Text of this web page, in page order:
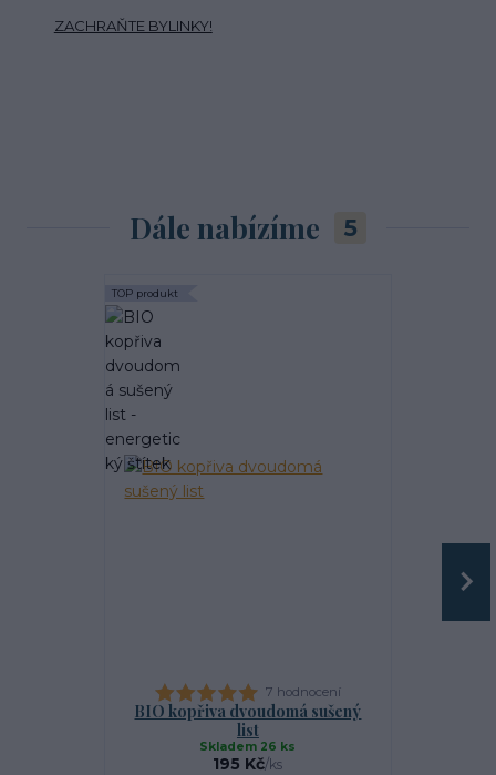
ZACHRAŇTE BYLINKY!
Dále nabízíme 5
TOP produkt
7 hodnocení
BIO kopřiva dvoudomá sušený
list
195 Kč/ks
Skladem 26 ks